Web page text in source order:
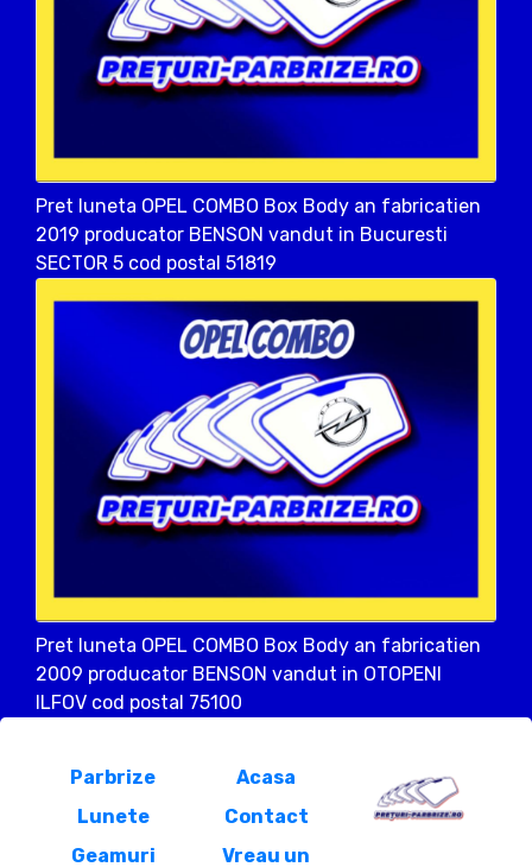
Pret luneta OPEL COMBO Box Body an fabricatien
2019 producator BENSON vandut in Bucuresti
SECTOR 5 cod postal 51819
Pret luneta OPEL COMBO Box Body an fabricatien
2009 producator BENSON vandut in OTOPENI
ILFOV cod postal 75100
Parbrize
Lunete
Geamuri
Acasa
Contact
Vreau un